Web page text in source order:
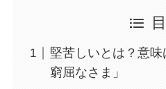
堅苦しいとは？意
窮屈なさま」